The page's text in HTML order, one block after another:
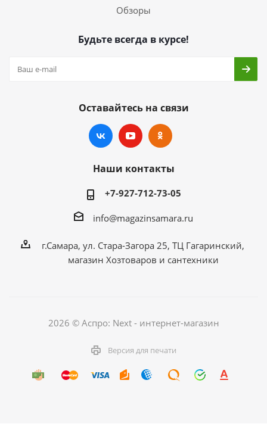
Обзоры
Будьте всегда в курсе!
Оставайтесь на связи
Наши контакты
+7-927-712-73-05
info@magazinsamara.ru
г.Самара, ул. Стара-Загора 25, ТЦ Гагаринский,
магазин Хозтоваров и сантехники
2026 © Аспро: Next - интернет-магазин
Версия для печати